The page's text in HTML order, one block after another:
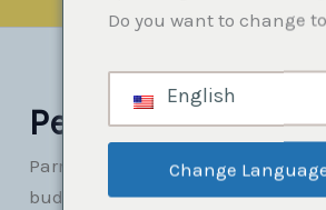
Hogar Productos Loros
Periquitos
Parrotlets are the smallest true
budgies, notlovebirds, but proper
Do you want to change
English
Change